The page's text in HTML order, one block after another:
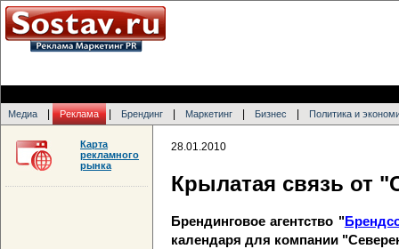
Медиа Реклама Брендинг Маркетинг Бизнес Политика и
28.01.2010
Крылатая связь от
Брендинговое агентство "
календаря для компании
Карта
рекламного
рынка